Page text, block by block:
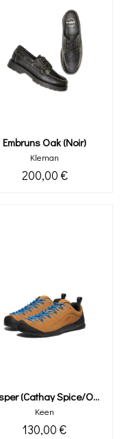
Embruns Oak (noir)
Kleman
200,00 €
Jasper (cathay Spice/orion Blue)
Keen
130,00 €